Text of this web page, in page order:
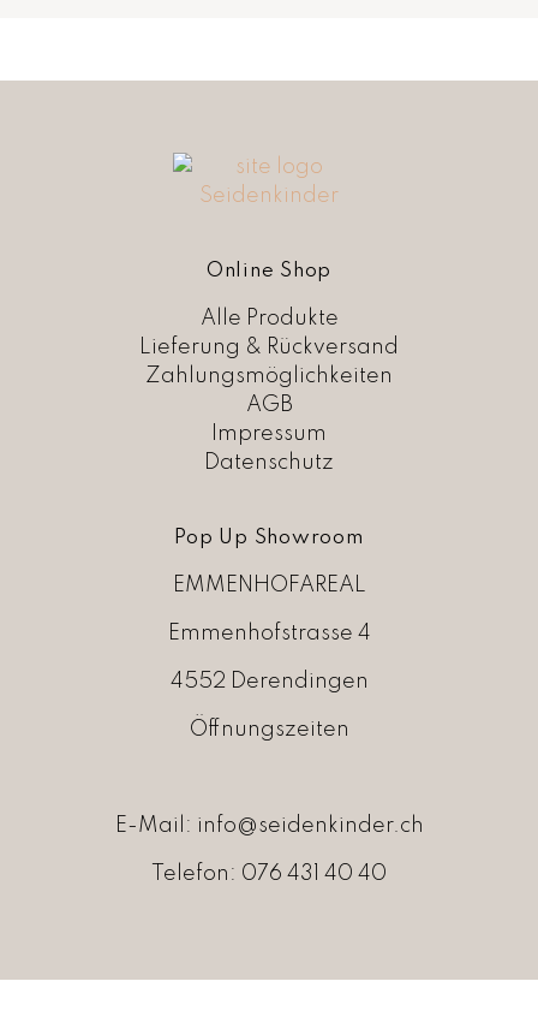
Online Shop
Alle Produkte
Lieferung & Rückversand
Zahlungsmöglichkeiten
AGB
Impressum
Datenschutz
Pop Up Showroom
EMMENHOFAREAL
Emmenhofstrasse 4
4552 Derendingen
Öffnungszeiten
E-Mail: info@seidenkinder.ch
Telefon: 076 431 40 40